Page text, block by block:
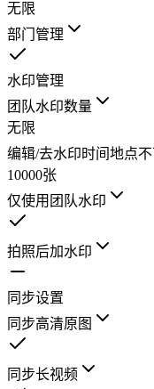
无限
部门管理
水印管理
团队水印数量
无限
编辑/去水印时间地点
10000张
仅使用团队水印
拍照后加水印
同步设置
同步高清原图
同步长视频